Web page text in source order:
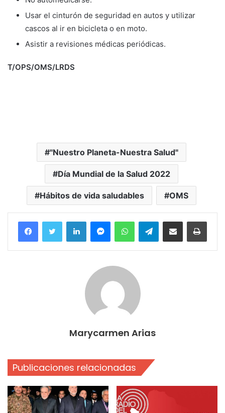
Usar el cinturón de seguridad en autos y utilizar
cascos al ir en bicicleta o en moto.
Asistir a revisiones médicas periódicas.
T/OPS/OMS/LRDS
"Nuestro Planeta-Nuestra Salud"
Día Mundial de la Salud 2022
Hábitos de vida saludables OMS
FacebookTwitter LinkedInMessengerWhatsAppTelegramCompartir por correo electrónico
Marycarmen Arias
Publicaciones relacionadas